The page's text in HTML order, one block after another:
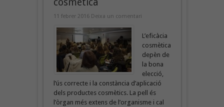
11 febrer 2016 Deixa un comentari
L’eficàcia
cosmètica
depèn de
la bona
elecció,
l’ús correcte i la constància d’aplicació
dels productes cosmètics. La pell és
l’òrgan més extens de l’organisme i cal